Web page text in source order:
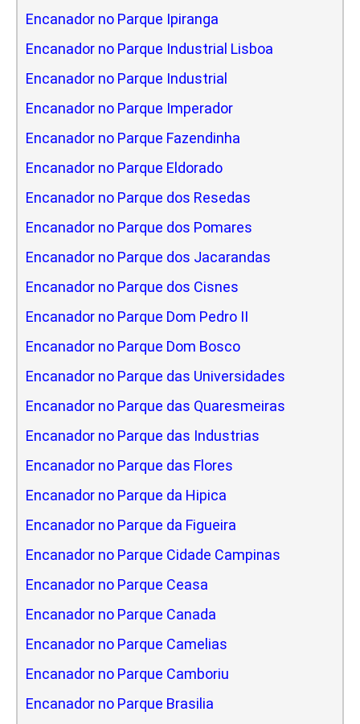
Encanador no Parque Ipiranga
Encanador no Parque Industrial Lisboa
Encanador no Parque Industrial
Encanador no Parque Imperador
Encanador no Parque Fazendinha
Encanador no Parque Eldorado
Encanador no Parque dos Resedas
Encanador no Parque dos Pomares
Encanador no Parque dos Jacarandas
Encanador no Parque dos Cisnes
Encanador no Parque Dom Pedro II
Encanador no Parque Dom Bosco
Encanador no Parque das Universidades
Encanador no Parque das Quaresmeiras
Encanador no Parque das Industrias
Encanador no Parque das Flores
Encanador no Parque da Hipica
Encanador no Parque da Figueira
Encanador no Parque Cidade Campinas
Encanador no Parque Ceasa
Encanador no Parque Canada
Encanador no Parque Camelias
Encanador no Parque Camboriu
Encanador no Parque Brasilia